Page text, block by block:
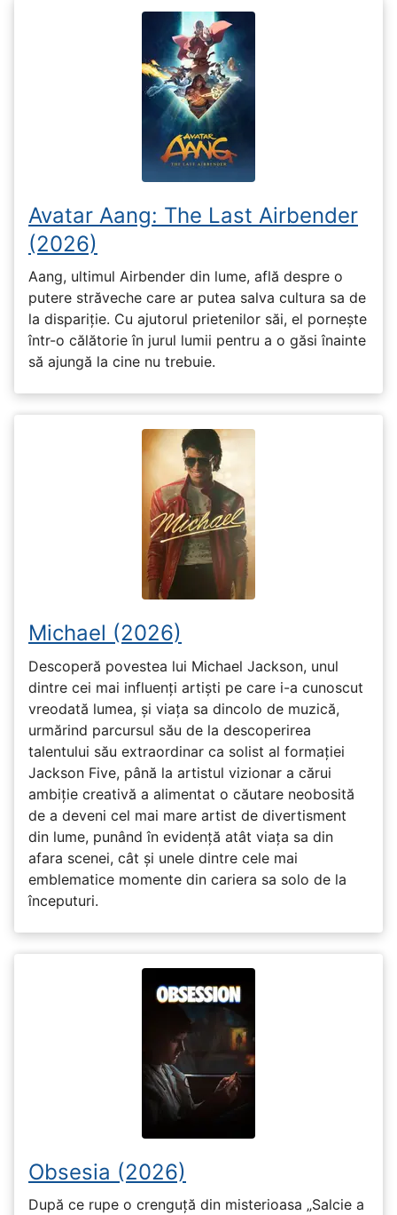
Avatar Aang: The Last Airbender
(2026)
Aang, ultimul Airbender din lume, află despre o
putere străveche care ar putea salva cultura sa de
la dispariție. Cu ajutorul prietenilor săi, el pornește
într-o călătorie în jurul lumii pentru a o găsi înainte
să ajungă la cine nu trebuie.
Michael (2026)
Descoperă povestea lui Michael Jackson, unul
dintre cei mai influenți artiști pe care i-a cunoscut
vreodată lumea, și viața sa dincolo de muzică,
urmărind parcursul său de la descoperirea
talentului său extraordinar ca solist al formației
Jackson Five, până la artistul vizionar a cărui
ambiție creativă a alimentat o căutare neobosită
de a deveni cel mai mare artist de divertisment
din lume, punând în evidență atât viața sa din
afara scenei, cât și unele dintre cele mai
emblematice momente din cariera sa solo de la
începuturi.
Obsesia (2026)
După ce rupe o crenguță din misterioasa „Salcie a